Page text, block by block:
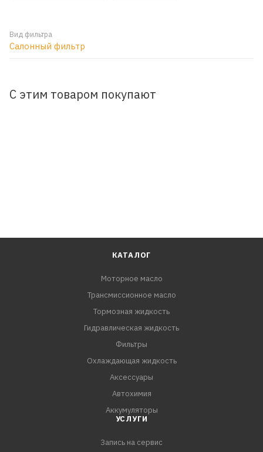
Вид фильтра
Салонный фильтр
С этим товаром покупают
КАТАЛОГ
Моторное масло
Трансмиссионное масло
Тормозная жидкость
Гидравлическая жидкость
Фильтры
Охлаждающая жидкость
Аксессуары
Автохимия
Аккумуляторы
УСЛУГИ
Запись на сервис